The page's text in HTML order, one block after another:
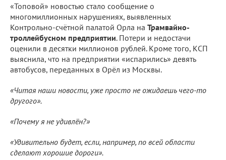
«Топовой» новостью стало сообщение о
многомиллионных нарушениях, выявленных
Контрольно-счётной палатой Орла на Трамвайно-
троллейбусном предприятии. Потери и недостачи
оценили в десятки миллионов рублей. Кроме того, КСП
выяснила, что на предприятии «испарились» девять
автобусов, переданных в Орёл из Москвы.
«Читая наши новости, уже просто не ожидаешь чего-то
другого».
«Почему я не удивлён?»
«Удивительно будет, если, например, по всей области
сделают хорошие дороги».